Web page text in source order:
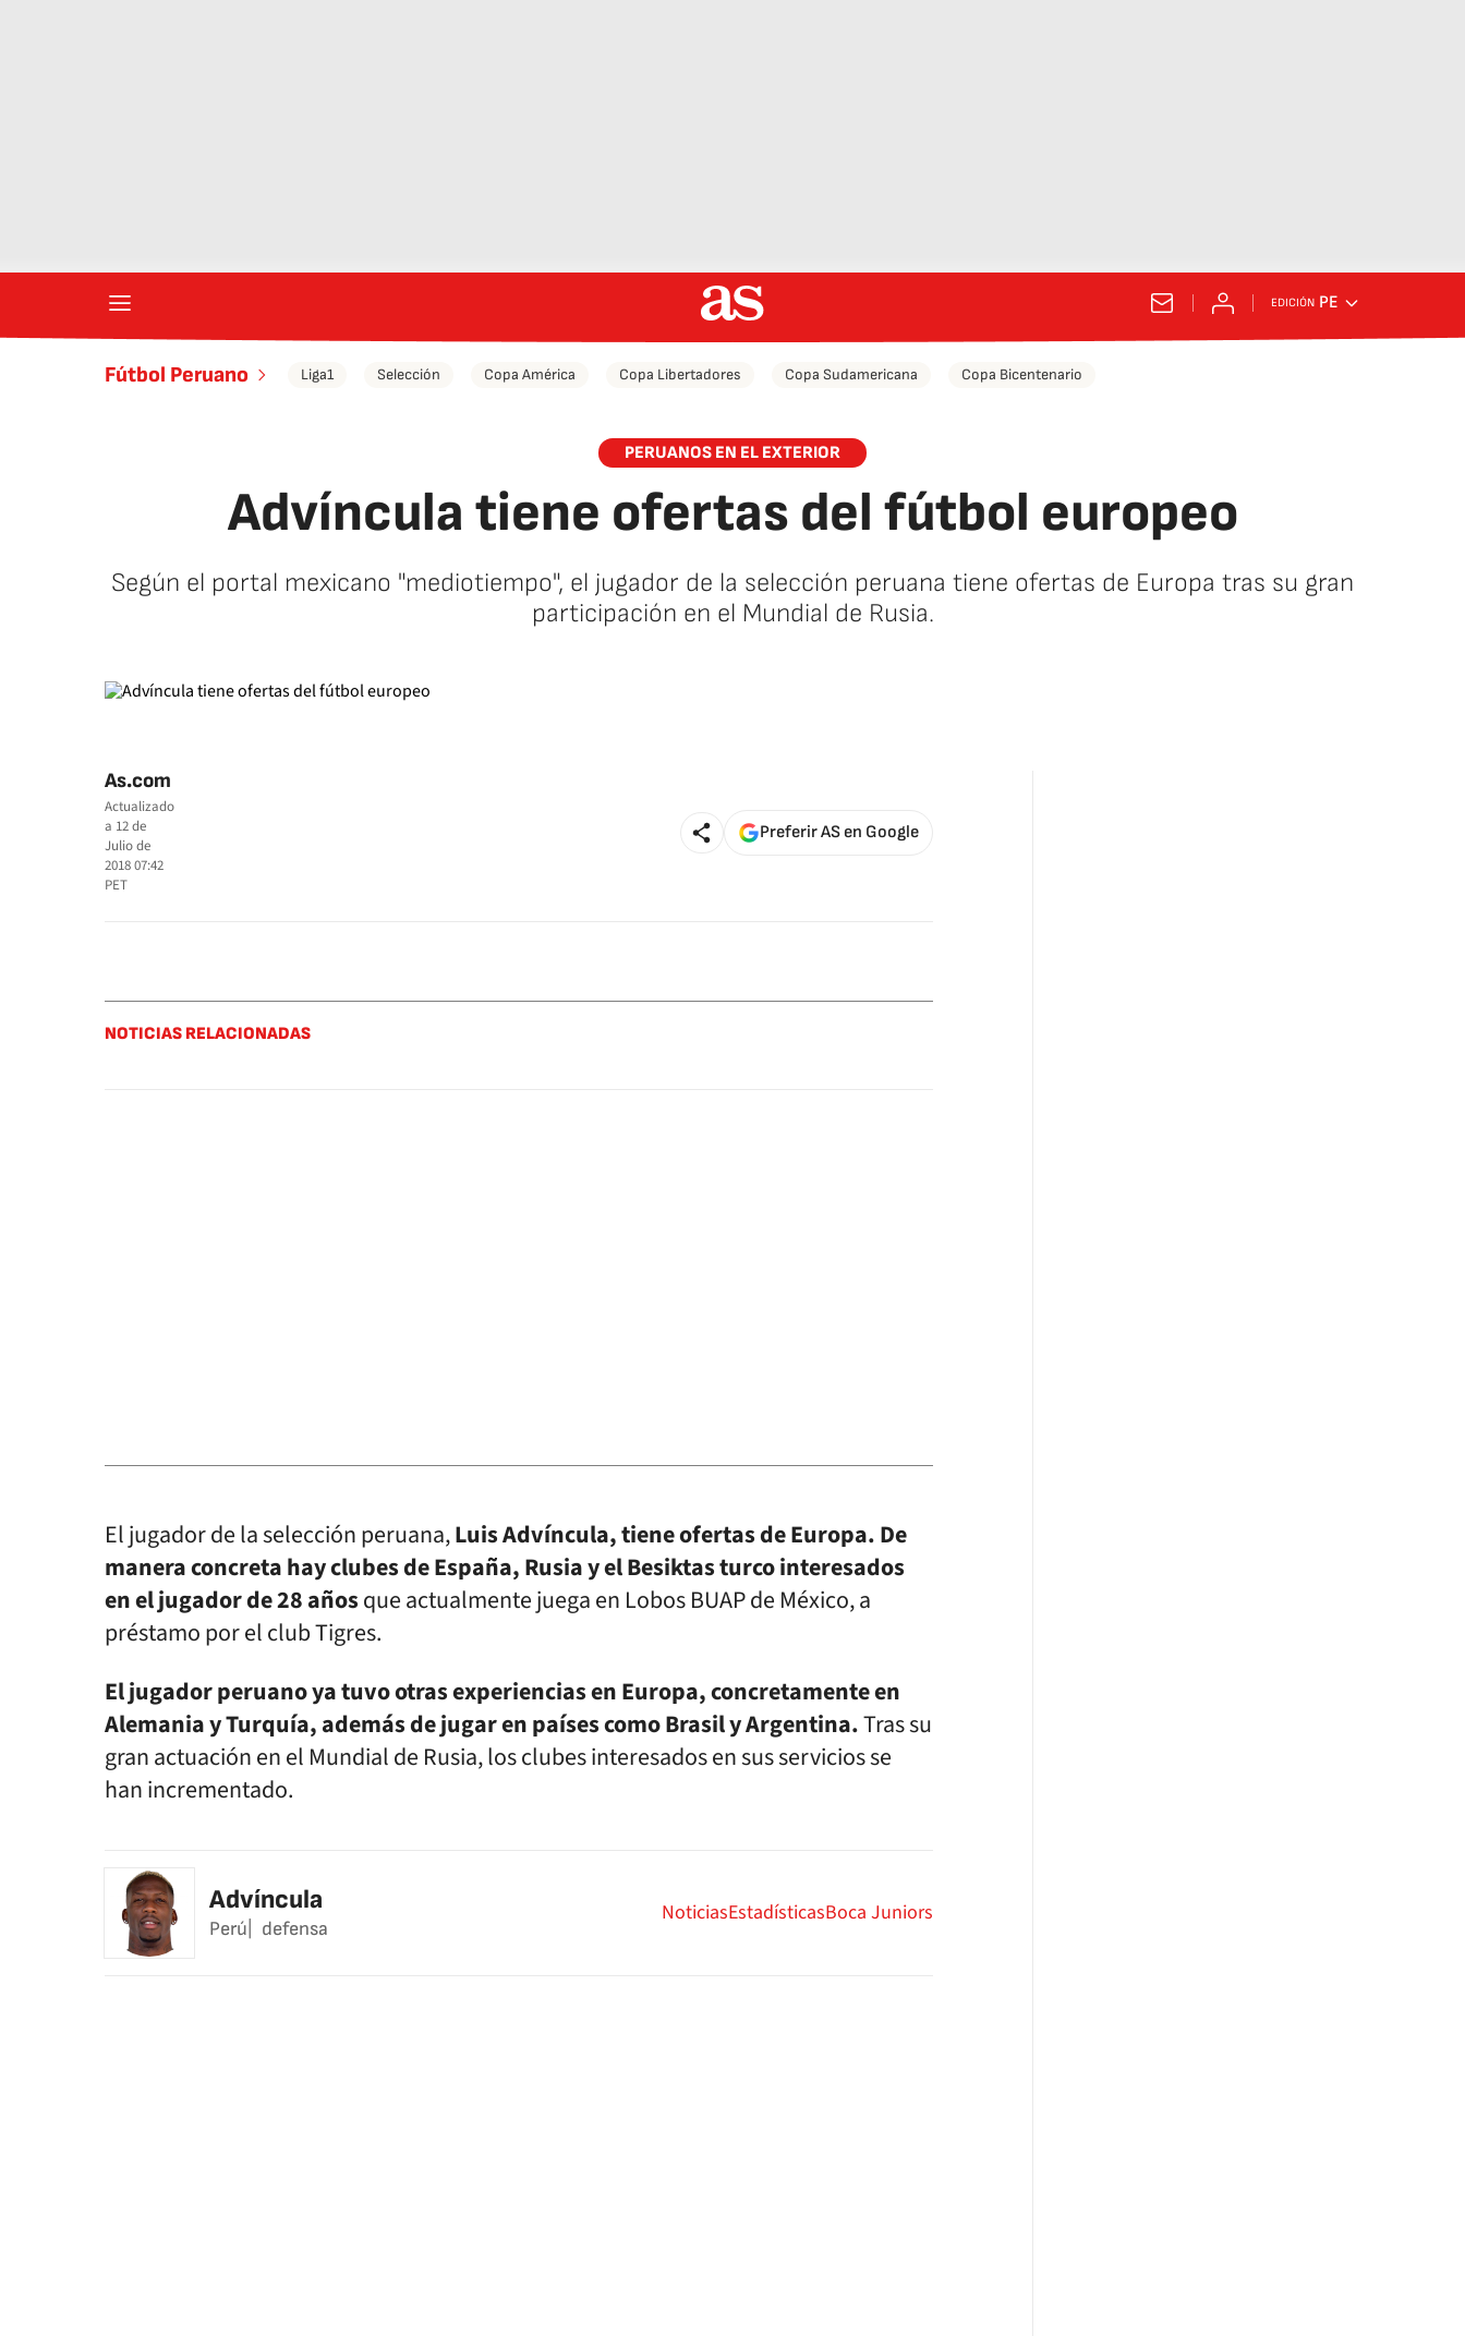
EDICIÓN PE
Fútbol Peruano Liga1 Selección Copa América Copa Libertadores Copa Sudamericana Copa Bicentenario
PERUANOS EN EL EXTERIOR
Advíncula tiene ofertas del fútbol europeo
Según el portal mexicano "mediotiempo", el jugador de la selección peruana tiene ofertas de Europa tras su gran
participación en el Mundial de Rusia.
As.com
Actualizado
a 12 de
Julio de
2018 07:42
PET
Preferir AS en Google
NOTICIAS RELACIONADAS
El jugador de la selección peruana,Luis Advíncula, tiene ofertas de Europa. De
manera concreta hay clubes de España, Rusia y el Besiktas turco interesados
en el jugador de 28 añosque actualmente juega en Lobos BUAP de México, a
préstamo por el club Tigres.
El jugador peruano ya tuvo otras experiencias en Europa, concretamente en
Alemania y Turquía, además de jugar en países como Brasil y Argentina.Tras su
gran actuación en el Mundial de Rusia, los clubes interesados en sus servicios se
han incrementado.
Advíncula
Perú defensa
NoticiasEstadísticasBoca Juniors